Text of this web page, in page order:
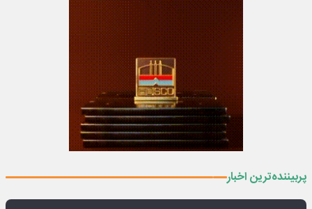
پربیننده‌ترین اخبار